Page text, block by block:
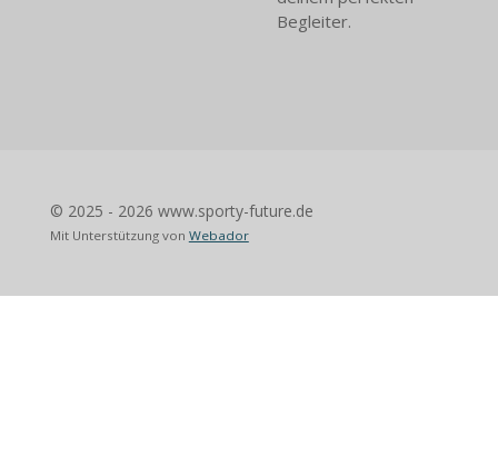
Begleiter.
© 2025 - 2026 www.sporty-future.de
Mit Unterstützung von Webador